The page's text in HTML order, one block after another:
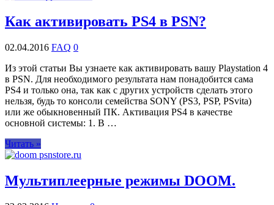
Как активировать PS4 в PSN?
02.04.2016 FAQ 0
Из этой статьи Вы узнаете как активировать вашу Playstation 4
в PSN. Для необходимого результата нам понадобится сама
PS4 и только она, так как с других устройств сделать этого
нельзя, будь то консоли семейства SONY (PS3, PSP, PSvita)
или же обыкновенный ПК. Активация PS4 в качестве
основной системы: 1. В …
Читать »
Мультиплеерные режимы DOOM.